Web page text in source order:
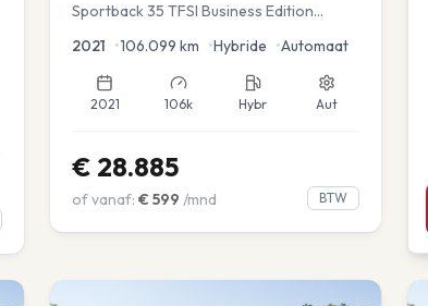
Sportback 35 TFSI Business Edition
2021 •106.099 km •Hybride •Automaat
2021 106k Hybr Aut
€ 28.885
of vanaf: € 599 /mnd BTW